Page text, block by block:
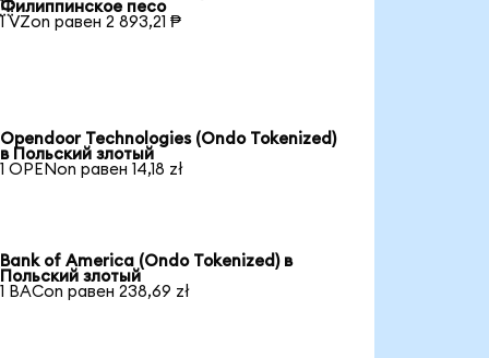
Филиппинское песо
1 VZon равен 2 893,21 ₱
Opendoor Technologies (Ondo Tokenized)
в Польский злотый
1 OPENon равен 14,18 zł
Bank of America (Ondo Tokenized) в
Польский злотый
1 BACon равен 238,69 zł